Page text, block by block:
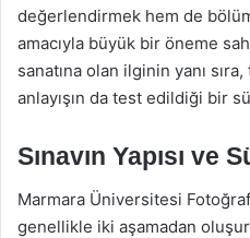
değerlendirmek hem de
amacıyla büyük bir öneme
sanatına olan ilginin yanı
anlayışın da test edildiği bir
Sınavın Yapısı ve
Marmara Üniversitesi
genellikle iki aşamadan